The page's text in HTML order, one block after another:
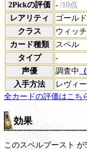
2Pickの評価 - /10点
レアリティ
ゴールド
クラス
ウィッチ
カード種類
スペル
タイプ
-
声優
調査中
入手方法
レヴィ
全カードの評価はこち
効果
このスペルブースト が